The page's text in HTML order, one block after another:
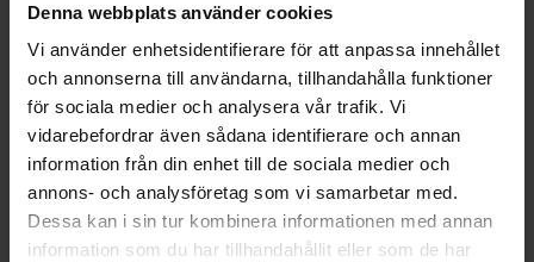
Denna webbplats använder cookies
Vi använder enhetsidentifierare för att anpassa innehållet
och annonserna till användarna, tillhandahålla funktioner
för sociala medier och analysera vår trafik. Vi
vidarebefordrar även sådana identifierare och annan
information från din enhet till de sociala medier och
annons- och analysföretag som vi samarbetar med.
Dessa kan i sin tur kombinera informationen med annan
information som du har tillhandahållit eller som de har
Rygg- och sidoläge
Ger anatomiskt korrekt positionering av huvud och
nacke vid operation i rygg- och sidoläge. Perforering
som möjliggör två höjder av kudden. För lägre profil tas
Låg profil